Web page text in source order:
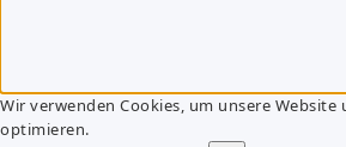
Wir verwenden Cookies, um unsere Website
optimieren.